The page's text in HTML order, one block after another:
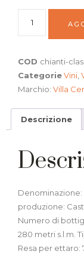
COD chianti-
CategorieVini,
Marchio: Villa
Descrizione
Denominazione:
produzione:
Numero di
280 metri s.l.m.
Resa per ettaro: